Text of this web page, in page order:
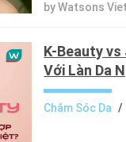
by Watsons
K-Beauty
Với Làn Da
Chăm Sóc Da /